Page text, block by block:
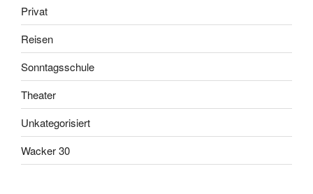
Privat
Reisen
Sonntagsschule
Theater
Unkategorisiert
Wacker 30